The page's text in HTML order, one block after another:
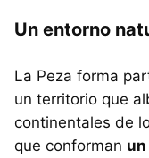
Un entorno
La Peza forma
un territorio que
continentales de
que conforman